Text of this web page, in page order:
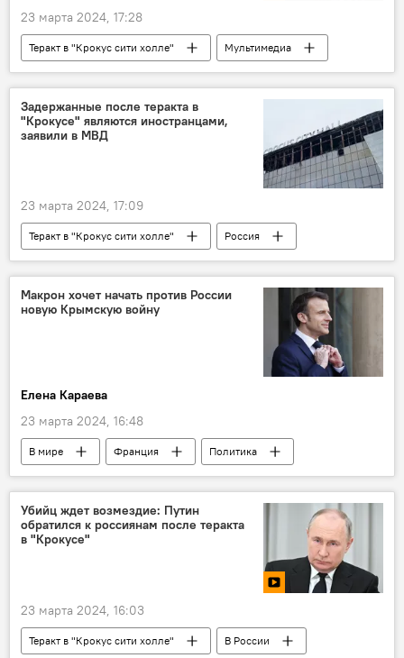
23 марта 2024, 17:28
Теракт в "Крокус сити холле"
Мультимедиа
Литва
теракт Россия
Задержанные после теракта в
"Крокусе" являются иностранцами,
заявили в МВД
23 марта 2024, 17:09
Теракт в "Крокус сити холле"
Россия
теракт
Происшествия МВД
Макрон хочет начать против России
новую Крымскую войну
Елена Караева
23 марта 2024, 16:48
В мире Франция
Политика
Эммануэль Макрон
Общество
НАТО
войска Украина
Убийц ждет возмездие: Путин
обратился к россиянам после теракта
в "Крокусе"
23 марта 2024, 16:03
Теракт в "Крокус сити холле" В России